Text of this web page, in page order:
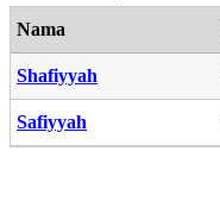
Nama
Shafiyyah
Safiyyah